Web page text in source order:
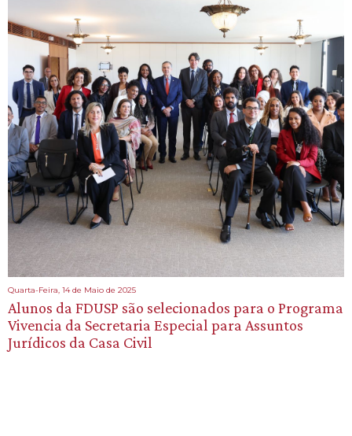
Quarta-Feira, 14 de Maio de 2025
Alunos da FDUSP são selecionados para o Programa
Vivencia da Secretaria Especial para Assuntos
Jurídicos da Casa Civil